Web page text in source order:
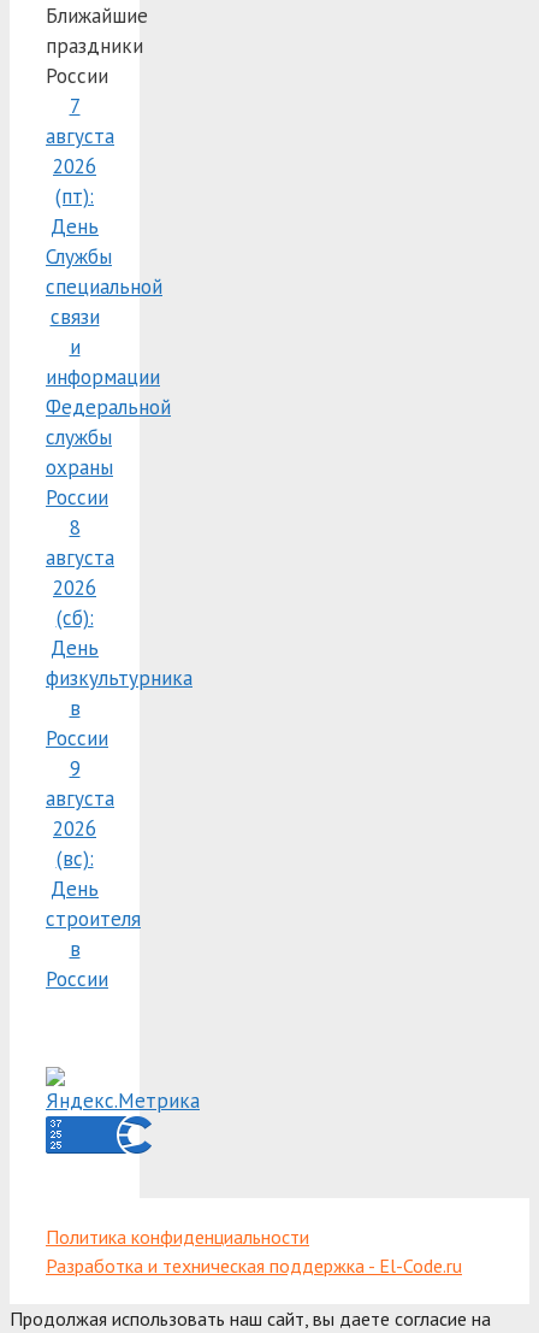
Ближайшие
праздники
России
7
августа
2026
(пт):
День
Службы
специальной
связи
и
информации
Федеральной
службы
охраны
России
8
августа
2026
(сб):
День
физкультурника
в
России
9
августа
2026
(вс):
День
строителя
в
России
Политика конфиденциальности
Разработка и техническая поддержка - El-Code.ru
Продолжая использовать наш сайт, вы даете согласие на